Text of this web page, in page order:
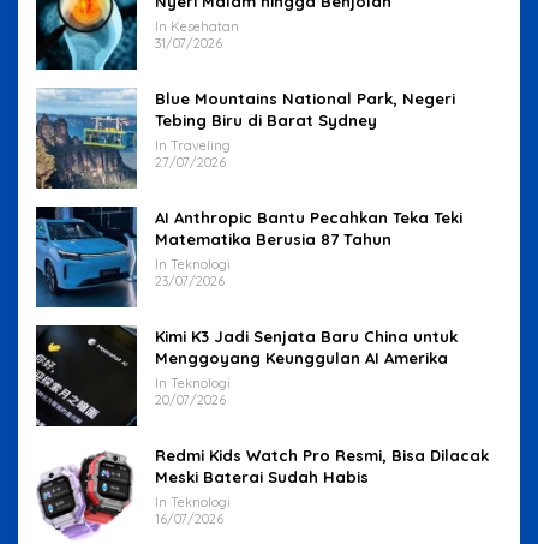
In Kesehatan
31/07/2026
Blue Mountains National Park, Negeri
Tebing Biru di Barat Sydney
In Traveling
27/07/2026
AI Anthropic Bantu Pecahkan Teka Teki
Matematika Berusia 87 Tahun
In Teknologi
23/07/2026
Kimi K3 Jadi Senjata Baru China untuk
Menggoyang Keunggulan AI Amerika
In Teknologi
20/07/2026
Redmi Kids Watch Pro Resmi, Bisa Dilacak
Meski Baterai Sudah Habis
In Teknologi
16/07/2026